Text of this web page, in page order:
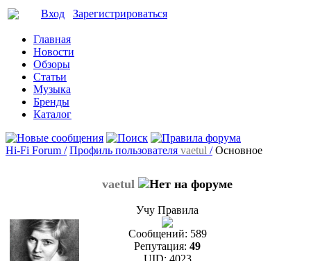
Вход Зарегистрироваться
Главная
Новости
Обзоры
Статьи
Музыка
Бренды
Каталог
Hi-Fi Forum / Профиль пользователя vaetul / Основное
vaetul
Учу Правила
Сообщений: 589
Репутация: 49
UID: 4023